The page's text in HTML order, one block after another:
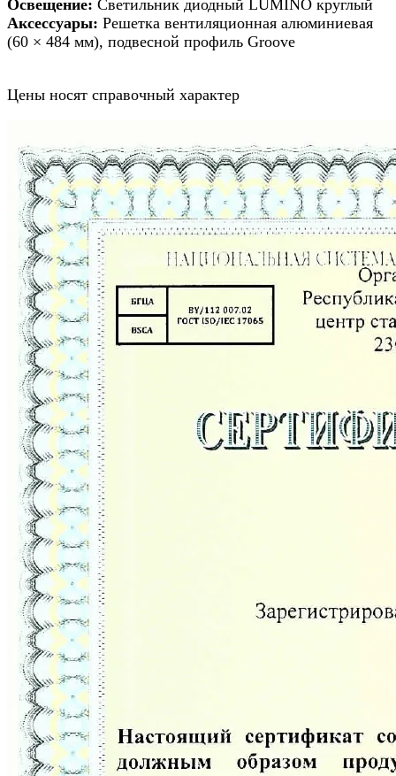
Освещение: Светильник диодный LUMINO круглый
Аксессуары: Решетка вентиляционная алюминиевая
(60 × 484 мм), подвесной профиль Groove
Цены носят справочный характер